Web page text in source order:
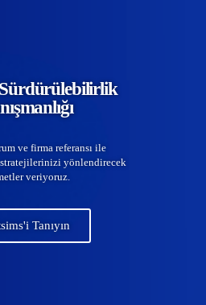
ve firma referansı ile
yönlendirecek
veriyoruz.
Tanıyın